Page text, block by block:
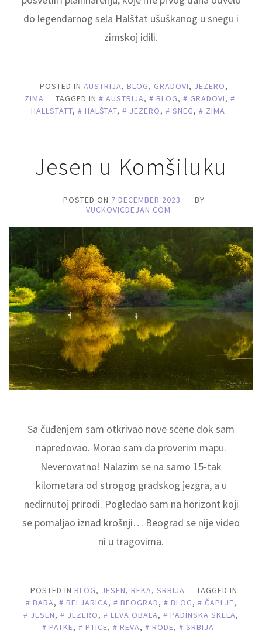
do legendarnog sela Halštat ušuškanog u snegu i
zimskoj idili.
POSTED IN AUSTRIJA, BLOG, GRADOVI, JEZERO,
ZIMA
TAGGED IN AUSTRIJA, BLOG, GRADOVI,
HALLSTATT, HALŠTAT, JEZERO, SNEG, ZIMA
Jesen u Komšiluku
POSTED ON 7 DECEMBER 2023
BY
VUCKOVICDEJAN.COM
Sa čuđenjem sam otkrivao nove scene dok sam
napredovao. Morao sam da proverim mapu.
Neverovatno! Nalazim se na samo 15-tak
kilometara od strogog gradskog jezgra, a u
nedirnutoj prirodi. Pogledao sam na horizont koji
se pomaljao iznad krošnji… Beograd se nije video
ni u tragovima.
POSTED IN BLOG, JESEN, REKA, SRBIJA
TAGGED IN
BARA, BELJARICA, BEOGRAD, BLOG, ČAPLJE,
JESEN, JEZERO, LEVA OBALA, PADINSKA SKELA,
PATKE, PTICE, REVA, RODE, SRBIJA